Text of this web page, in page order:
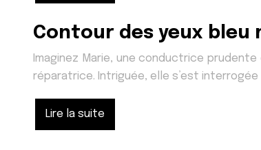
Contour des yeux bleu
Imaginez Marie, une conductrice
réparatrice. Intriguée, elle s’est
Lire la suite